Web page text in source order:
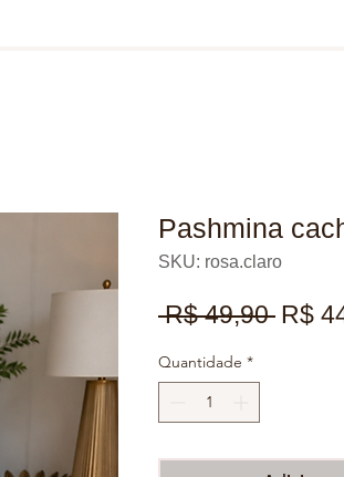
Pashmina
SKU: rosa.claro
R$ 49,90 Preço
R$
Quantidade *